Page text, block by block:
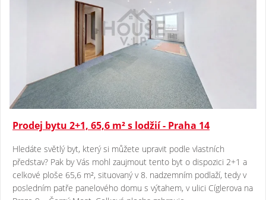
Prodej bytu 2+1, 65,6 m² s lodžií - Praha 14
Hledáte světlý byt, který si můžete upravit podle vlastních
představ? Pak by Vás mohl zaujmout tento byt o dispozici 2+1 a
celkové ploše 65,6 m², situovaný v 8. nadzemním podlaží, tedy v
posledním patře panelového domu s výtahem, v ulici Cíglerova na